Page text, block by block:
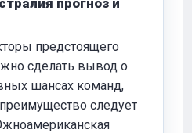
прогноз и
предстоящего
сделать вывод о
шансах команд,
следует